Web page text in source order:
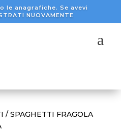
le anagrafiche. Se avevi
NUOVAMENTE
a
/ SPAGHETTI FRAGOLA